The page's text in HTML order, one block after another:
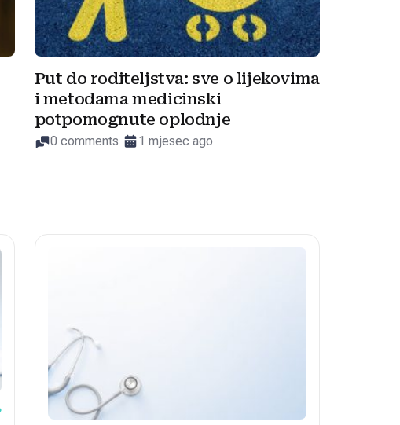
Put do roditeljstva: sve o lijekovima
i metodama medicinski
potpomognute oplodnje
0 comments 1 mjesec ago